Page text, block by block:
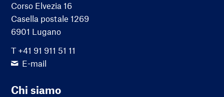
Corso Elvezia 16
Casella postale 1269
6901 Lugano
T +41 91 911 51 11
E-mail
Chi siamo